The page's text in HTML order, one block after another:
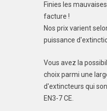
Finies les
facture !
Nos prix varient
puissance
Vous avez la
choix parmi une
d'extincteurs qui
EN3-7 CE.